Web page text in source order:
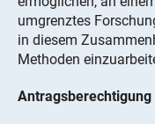
umgrenztes
in diesem
Methoden
Antragsberechtigung